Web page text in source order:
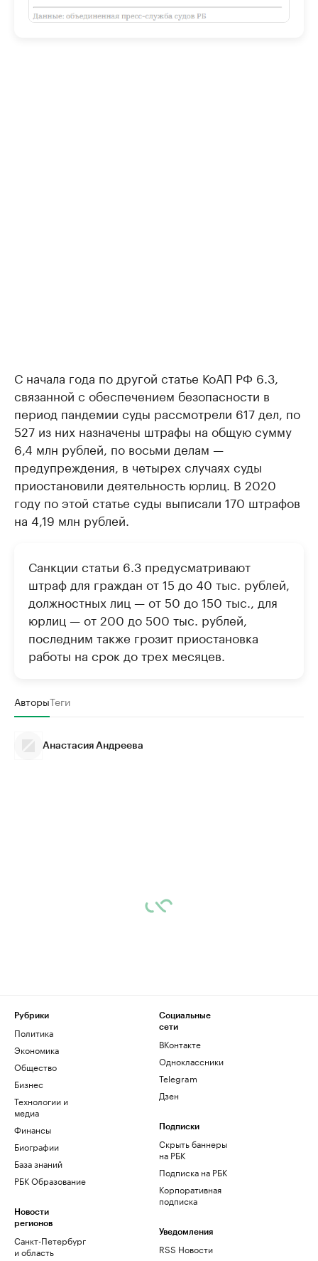
С начала года по другой статье КоАП РФ 6.3,
связанной с обеспечением безопасности в
период пандемии суды рассмотрели 617 дел, по
527 из них назначены штрафы на общую сумму
6,4 млн рублей, по восьми делам —
предупреждения, в четырех случаях суды
приостановили деятельность юрлиц. В 2020
году по этой статье суды выписали 170 штрафов
на 4,19 млн рублей.
Санкции статьи 6.3 предусматривают
штраф для граждан от 15 до 40 тыс. рублей,
должностных лиц — от 50 до 150 тыс., для
юрлиц — от 200 до 500 тыс. рублей,
последним также грозит приостановка
работы на срок до трех месяцев.
АвторыТеги
Анастасия Андреева
Рубрики
Политика
Экономика
Общество
Бизнес
Технологии и
медиа
Финансы
Биографии
База знаний
РБК Образование
Новости
регионов
Санкт-Петербург
и область
Социальные
сети
ВКонтакте
Одноклассники
Telegram
Дзен
Подписки
Скрыть баннеры
на РБК
Подписка на РБК
Корпоративная
подписка
Уведомления
RSS Новости